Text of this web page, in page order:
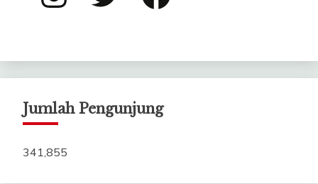
Jumlah Pengunjung
341,855